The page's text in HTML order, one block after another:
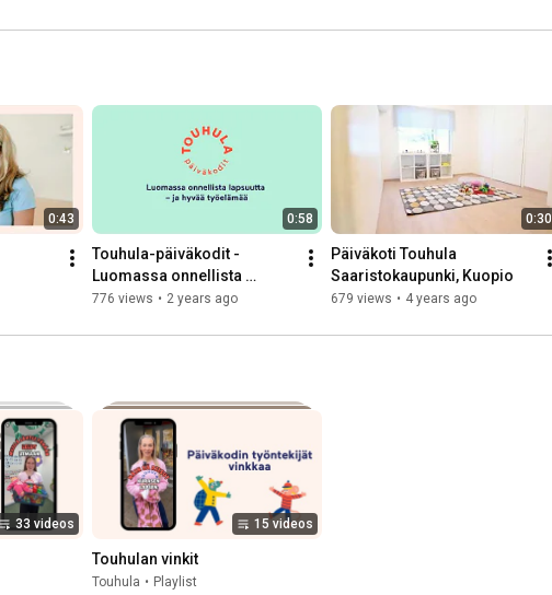
0:43 0:58
Touhula-päiväkodit -
Luomassa onnellista
lapsuutta ja hyvää
776 views • 2 years ago
0:30
Päiväkoti Touhula
Saaristokaupunki, Kuopio
679 views • 4 years ago
33 videos 15 videos
Touhulan vinkit
Touhula • Playlist